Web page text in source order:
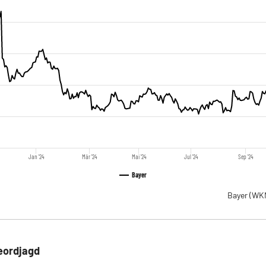
Bayer
Jan '24 Mär '24 Mai '24 Jul '24 Sep '24
Bayer